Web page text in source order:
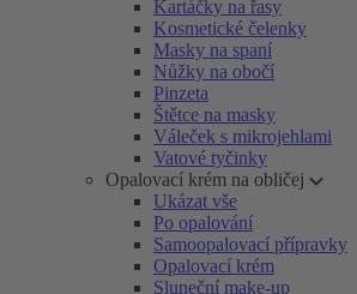
Kartáčky na řasy
Kosmetické čelenky
Masky na spaní
Nůžky na obočí
Pinzeta
Štětce na masky
Váleček s mikrojehlami
Vatové tyčinky
Opalovací krém na obličej
Ukázat vše
Po opalování
Samoopalovací přípravky
Opalovací krém
Sluneční make-up